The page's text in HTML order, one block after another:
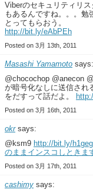
Viberのセキュリティリ
もあるんですね。。。
とってもらおう。
http://bit.ly/eAbPEh
Posted on 3月 13th, 2011
Masashi Yamamoto says:
@chocochop @anecon
が暗号化なしに送信され
をだすって話だよ。
Posted on 3月 16th, 2011
okrsays:
@ksm9 http://bit.ly/
のままインスコしときま
Posted on 3月 17th, 2011
cashimy says: